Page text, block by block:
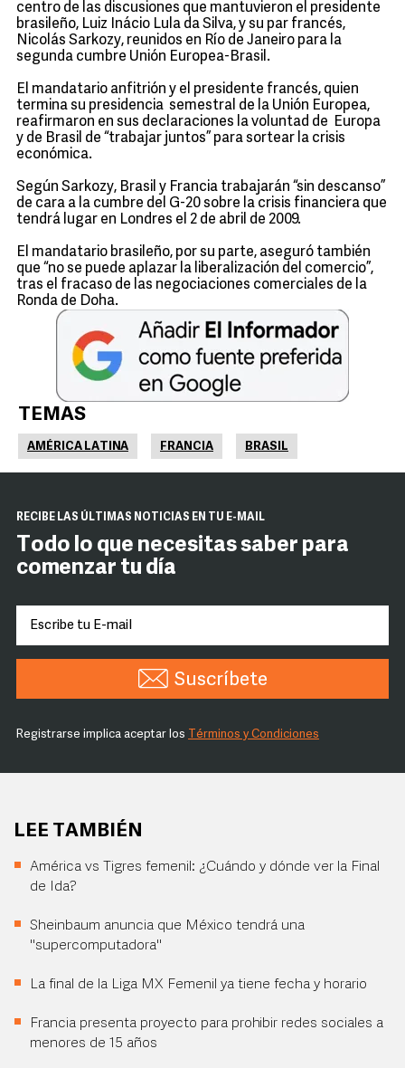
centro de las discusiones que mantuvieron el presidente
brasileño, Luiz Inácio Lula da Silva, y su par francés,
Nicolás Sarkozy, reunidos en Río de Janeiro para la
segunda cumbre Unión Europea-Brasil.
El mandatario anfitrión y el presidente francés, quien
termina su presidencia semestral de la Unión Europea,
reafirmaron en sus declaraciones la voluntad de Europa
y de Brasil de “trabajar juntos” para sortear la crisis
económica.
Según Sarkozy, Brasil y Francia trabajarán “sin descanso”
de cara a la cumbre del G-20 sobre la crisis financiera que
tendrá lugar en Londres el 2 de abril de 2009.
El mandatario brasileño, por su parte, aseguró también
que “no se puede aplazar la liberalización del comercio”,
tras el fracaso de las negociaciones comerciales de la
Ronda de Doha.
TEMAS
AMÉRICA LATINA FRANCIA BRASIL
RECIBE LAS ÚLTIMAS NOTICIAS EN TU E-MAIL
Todo lo que necesitas saber para
comenzar tu día
Suscríbete
Registrarse implica aceptar los Términos y Condiciones
LEE TAMBIÉN
América vs Tigres femenil: ¿Cuándo y dónde ver la Final
de Ida?
Sheinbaum anuncia que México tendrá una
"supercomputadora"
La final de la Liga MX Femenil ya tiene fecha y horario
Francia presenta proyecto para prohibir redes sociales a
menores de 15 años